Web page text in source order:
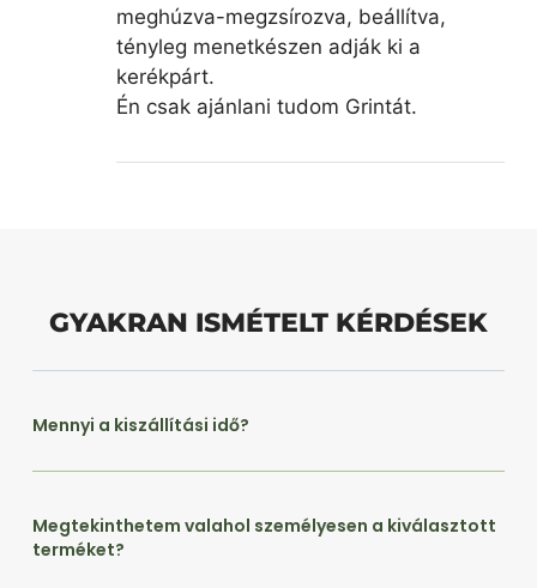
meghúzva-megzsírozva, beállítva,
tényleg menetkészen adják ki a
kerékpárt.
Én csak ajánlani tudom Grintát.
GYAKRAN ISMÉTELT KÉRDÉSEK
Mennyi a kiszállítási idő?
Megtekinthetem valahol személyesen a kiválasztott
terméket?